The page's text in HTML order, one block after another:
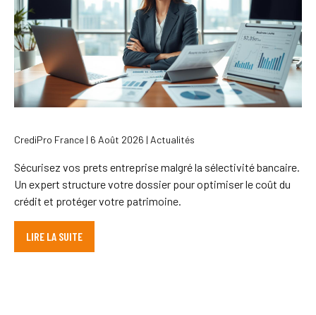
CrediPro France | 6 Août 2026 | Actualités
Sécurisez vos prets entreprise malgré la sélectivité bancaire.
Un expert structure votre dossier pour optimiser le coût du
crédit et protéger votre patrimoine.
LIRE LA SUITE